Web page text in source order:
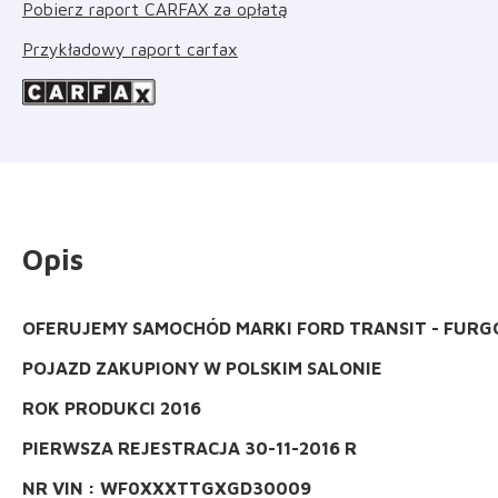
Pobierz raport CARFAX za opłatą
Przykładowy raport carfax
Opis
OFERUJEMY SAMOCHÓD MARKI FORD TRANSIT -
POJAZD ZAKUPIONY W POLSKIM SALONIE
ROK PRODUKCI 2016
PIERWSZA REJESTRACJA 30-11-2016 R
NR VIN : WF0XXXTTGXGD30009